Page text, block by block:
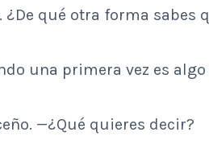
¿De qué otra forma sabes
una primera vez es
—¿Qué quieres decir?